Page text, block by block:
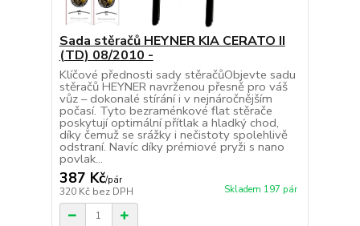
Sada stěračů HEYNER KIA CERATO II
(TD) 08/2010 -
Klíčové přednosti sady stěračůObjevte sadu
stěračů HEYNER navrženou přesně pro váš
vůz – dokonalé stírání i v nejnáročnějším
počasí. Tyto bezraménkové flat stěrače
poskytují optimální přítlak a hladký chod,
díky čemuž se srážky i nečistoty spolehlivě
odstraní. Navíc díky prémiové pryži s nano
povlak...
387 Kč/pár
320 Kč bez DPH Skladem 197 pár